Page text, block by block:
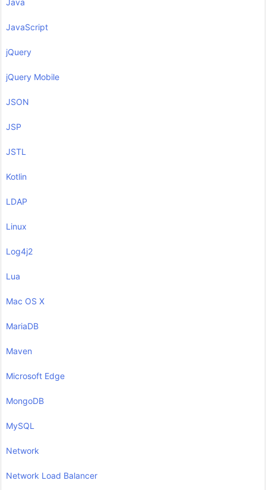
Java
JavaScript
jQuery
jQuery Mobile
JSON
JSP
JSTL
Kotlin
LDAP
Linux
Log4j2
Lua
Mac OS X
MariaDB
Maven
Microsoft Edge
MongoDB
MySQL
Network
Network Load Balancer